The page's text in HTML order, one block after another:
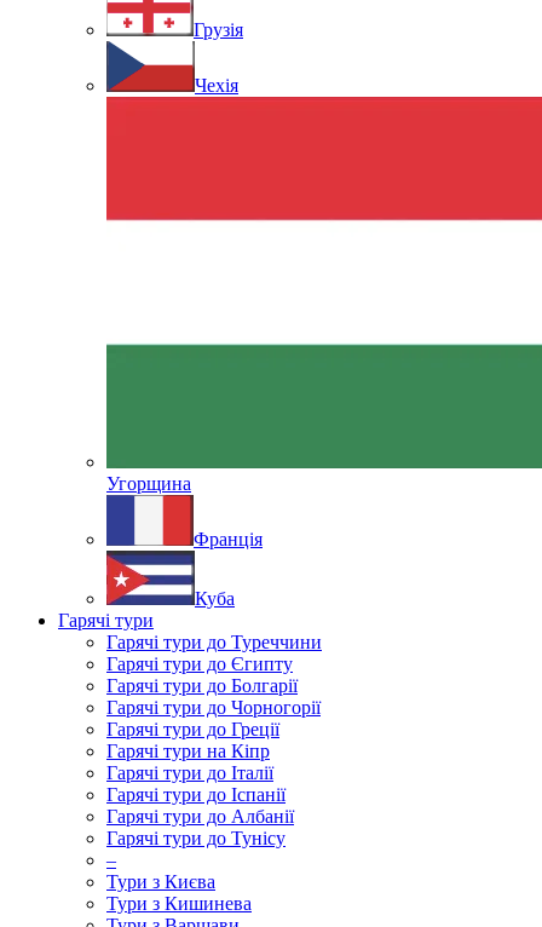
Грузія
Чехія
Угорщина
Франція
Куба
Гарячі тури
Гарячі тури до Туреччини
Гарячі тури до Єгипту
Гарячі тури до Болгарії
Гарячі тури до Чорногорії
Гарячі тури до Греції
Гарячі тури на Кіпр
Гарячі тури до Італії
Гарячі тури до Іспанії
Гарячі тури до Албанії
Гарячі тури до Тунісу
–
Тури з Києва
Тури з Кишинева